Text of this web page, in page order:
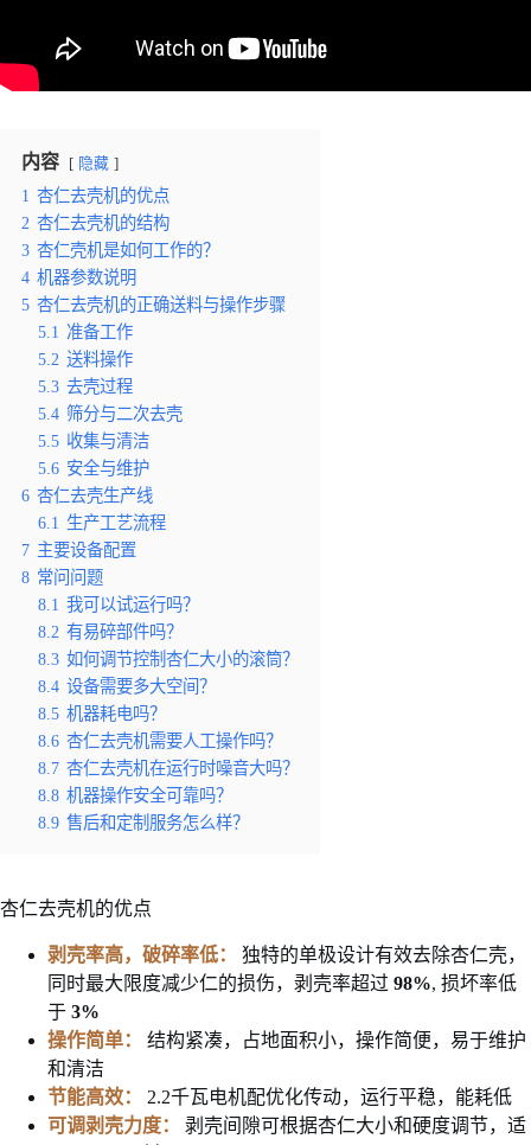
内容 隐藏
1 杏仁去壳机的优点
2 杏仁去壳机的结构
3 杏仁壳机是如何工作的？
4 机器参数说明
5 杏仁去壳机的正确送料与操作步骤
5.1 准备工作
5.2 送料操作
5.3 去壳过程
5.4 筛分与二次去壳
5.5 收集与清洁
5.6 安全与维护
6 杏仁去壳生产线
6.1 生产工艺流程
7 主要设备配置
8 常问问题
8.1 我可以试运行吗？
8.2 有易碎部件吗？
8.3 如何调节控制杏仁大小的滚筒？
8.4 设备需要多大空间？
8.5 机器耗电吗？
8.6 杏仁去壳机需要人工操作吗？
8.7 杏仁去壳机在运行时噪音大吗？
8.8 机器操作安全可靠吗？
8.9 售后和定制服务怎么样？
杏仁去壳机的优点
剥壳率高，破碎率低：
独特的单极设计有效去除杏仁壳，
同时最大限度减少仁的损伤，剥壳率超过 98%, 损坏率低
于 3%
操作简单：
结构紧凑，占地面积小，操作简便，易于维护
和清洁
节能高效：
2.2千瓦电机配优化传动，运行平稳，能耗低
可调剥壳力度： 剥壳间隙可根据杏仁大小和硬度调节，适